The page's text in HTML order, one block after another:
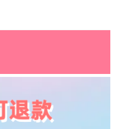
综合资讯